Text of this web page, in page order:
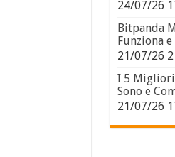
24/07/26
Bitpanda
Funziona
21/07/26
I 5 Migliori
Sono e
21/07/26